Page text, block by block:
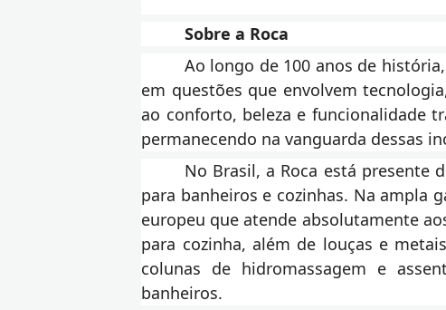
Sobre a Roca
Ao longo de 100 anos de
em questões que envolvem
ao conforto, beleza e funcionalidade
permanecendo na vanguarda dessas
No Brasil, a Roca está presente
para banheiros e cozinhas. Na ampla
europeu que atende absolutamente
para cozinha, além de louças e
colunas de hidromassagem e
banheiros.